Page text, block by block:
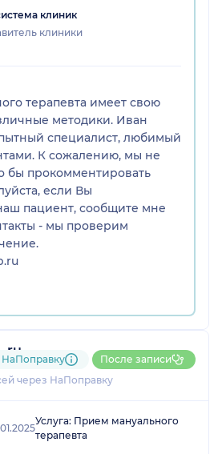
клиник
клиники
терапевта имеет свою
методики. Иван
специалист, любимый
К сожалению, мы не
бы прокомментировать
если Вы
пациент, сообщите мне
- мы проверим
через НаПоправку
После записи
Услуга: Прием мануального
терапевта